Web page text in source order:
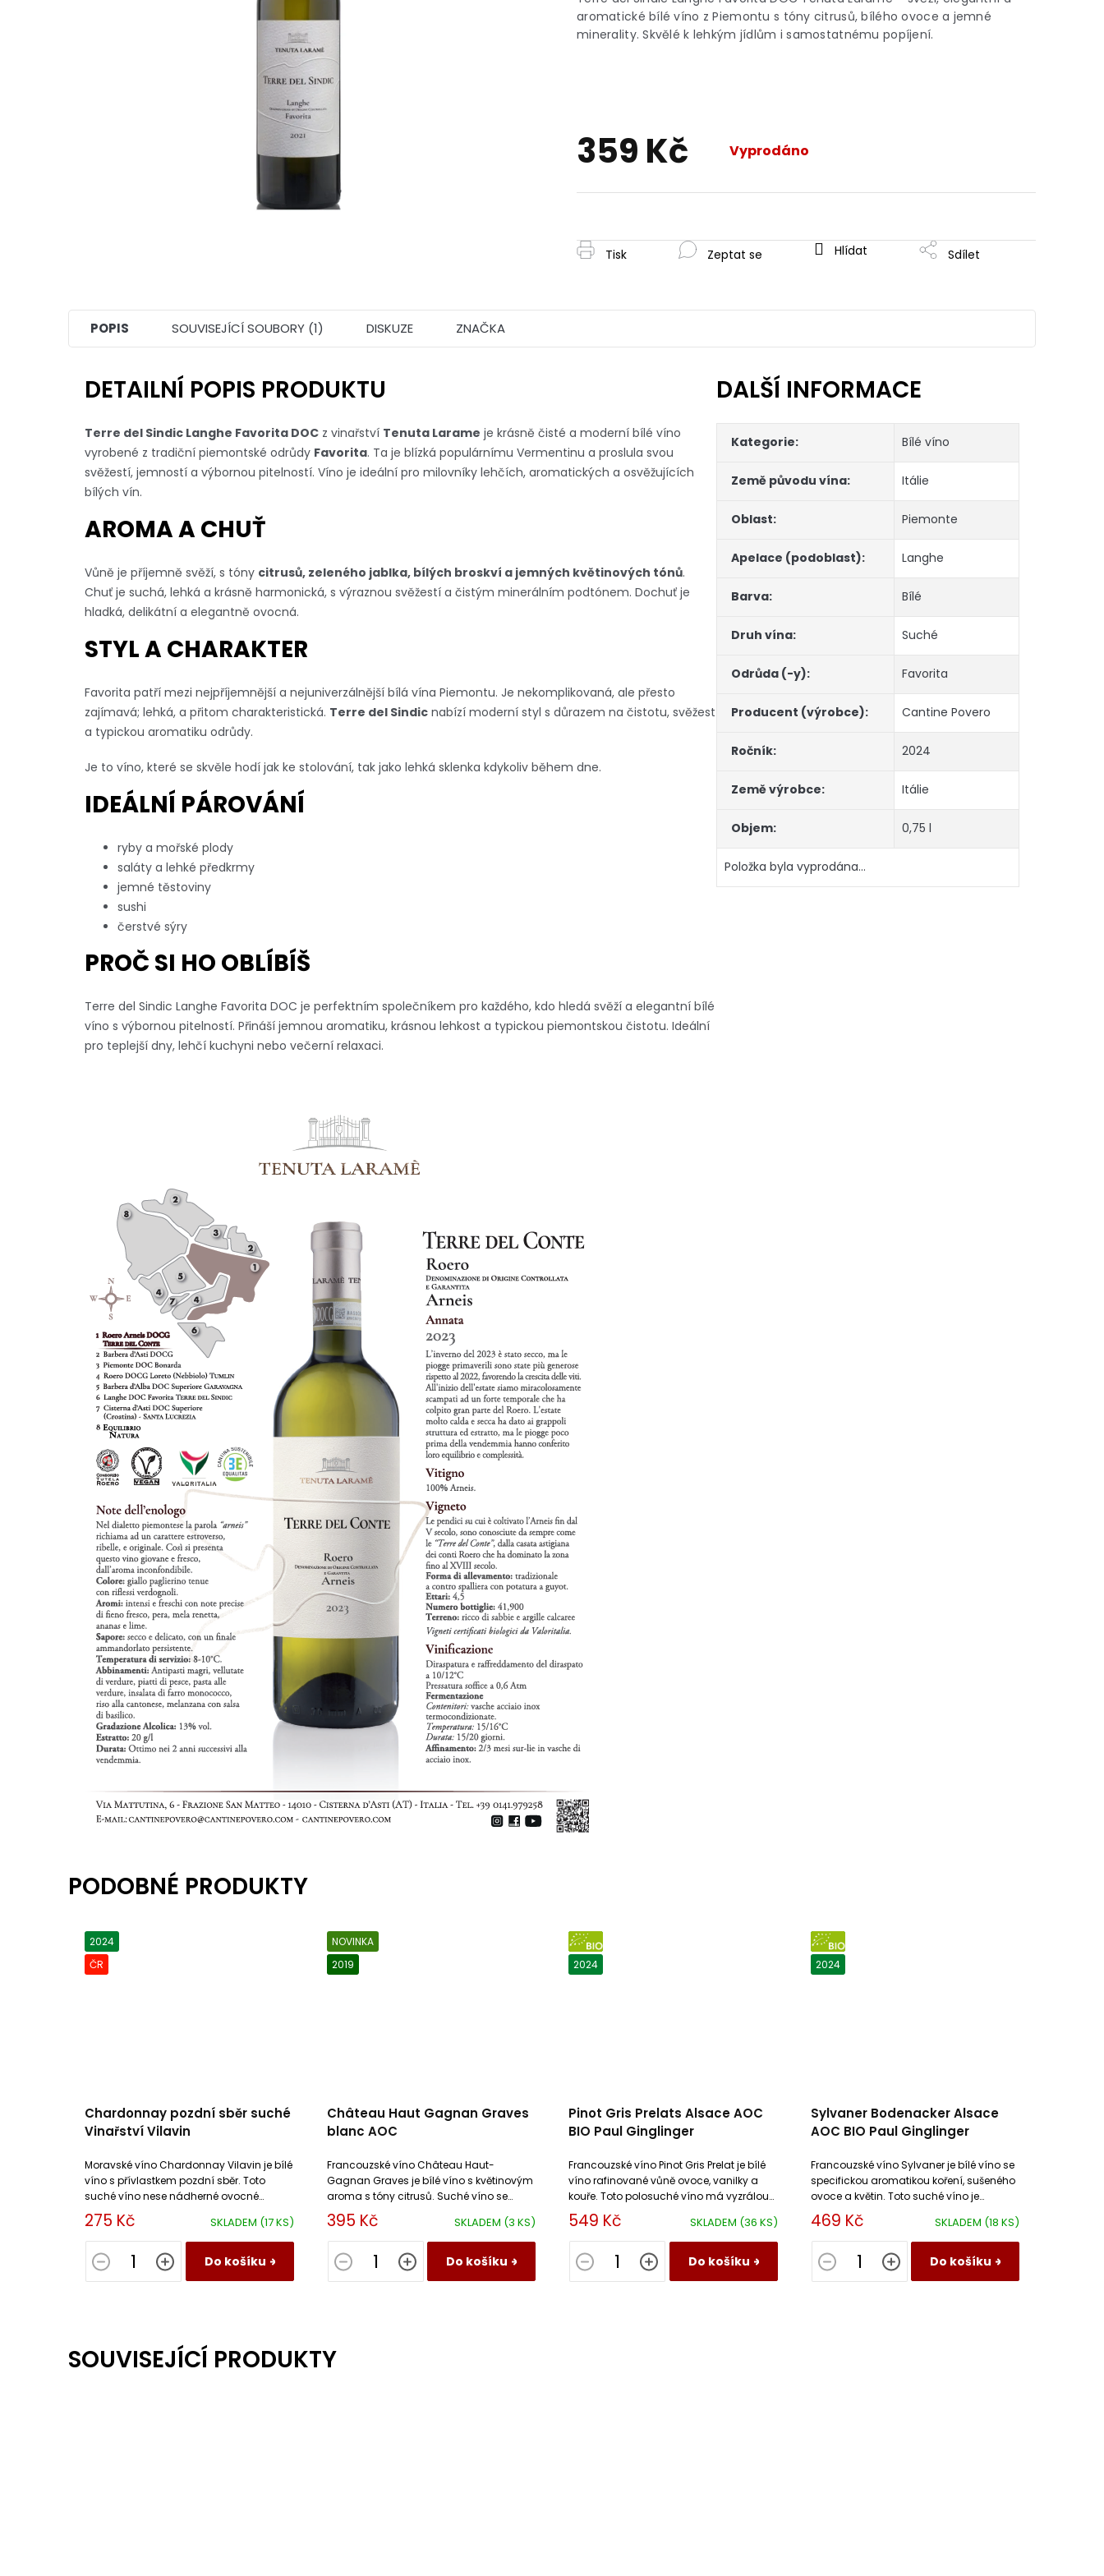
je
0,0
z
aromatické bílé víno z Piemontu s tóny citrusů, bílého ovoce a jemné
minerality. Skvělé k lehkým jídlům i samostatnému popíjení.
359 Kč Vyprodáno
Tisk
Zeptat se Hlídat Sdílet
POPIS SOUVISEJÍCÍ SOUBORY (1) DISKUZE ZNAČKA
DETAILNÍ POPIS PRODUKTU
Terre del Sindic Langhe Favorita DOC z vinařství Tenuta Larame je krásně čisté a moderní bílé víno
vyrobené z tradiční piemontské odrůdy Favorita. Ta je blízká populárnímu Vermentinu a proslula svou
svěžestí, jemností a výbornou pitelností. Víno je ideální pro milovníky lehčích, aromatických a osvěžujících
bílých vín.
AROMA A CHUŤ
Vůně je příjemně svěží, s tóny citrusů, zeleného jablka, bílých broskví a jemných květinových tónů.
Chuť je suchá, lehká a krásně harmonická, s výraznou svěžestí a čistým minerálním podtónem. Dochuť je
hladká, delikátní a elegantně ovocná.
STYL A CHARAKTER
Favorita patří mezi nejpříjemnější a nejuniverzálnější bílá vína Piemontu. Je nekomplikovaná, ale přesto
zajímavá; lehká, a přitom charakteristická. Terre del Sindic nabízí moderní styl s důrazem na čistotu, svěžest
a typickou aromatiku odrůdy.
Je to víno, které se skvěle hodí jak ke stolování, tak jako lehká sklenka kdykoliv během dne.
IDEÁLNÍ PÁROVÁNÍ
ryby a mořské plody
saláty a lehké předkrmy
jemné těstoviny
sushi
čerstvé sýry
PROČ SI HO OBLÍBÍŠ
Terre del Sindic Langhe Favorita DOC je perfektním společníkem pro každého, kdo hledá svěží a elegantní bílé
víno s výbornou pitelností. Přináší jemnou aromatiku, krásnou lehkost a typickou piemontskou čistotu. Ideální
pro teplejší dny, lehčí kuchyni nebo večerní relaxaci.
DALŠÍ INFORMACE
Kategorie: Bílé víno
Země původu vína: Itálie
Oblast: Piemonte
Apelace (podoblast): Langhe
Barva: Bílé
Druh vína: Suché
Odrůda (-y): Favorita
Producent (výrobce): Cantine Povero
Ročník: 2024
Země výrobce: Itálie
Objem: 0,75 l
Položka byla vyprodána…
2024
ČR
Chardonnay pozdní sběr suché
Vinařství Vilavin
SKLADEM (17 KS)
275 Kč
Do košíku
Moravské víno Chardonnay Vilavin je bílé
víno s přívlastkem pozdní sběr. Toto
suché víno nese nádherné ovocné
aroma. Víno je komplexní s delší dochutí.
NOVINKA
2019
Château Haut Gagnan Graves
blanc AOC
SKLADEM (3 KS)
395 Kč
Do košíku
Francouzské víno Château Haut-
Gagnan Graves je bílé víno s květinovým
aroma s tóny citrusů. Suché víno se
šťavnatým projevem.
BIO
2024
Pinot Gris Prelats Alsace AOC
BIO Paul Ginglinger
SKLADEM (36 KS)
549 Kč
Do košíku
Francouzské víno Pinot Gris Prelat je bílé
víno rafinované vůně ovoce, vanilky a
kouře. Toto polosuché víno má vyzrálou
chuť s nekonečně dlouhým projevem.
BIO
2024
Sylvaner Bodenacker Alsace
AOC BIO Paul Ginglinger
SKLADEM (18 KS)
469 Kč
Do košíku
Francouzské víno Sylvaner je bílé víno se
specifickou aromatikou koření, sušeného
ovoce a květin. Toto suché víno je
odrazem minerálního původu vinné révy.
SOUVISEJÍCÍ PRODUKTY